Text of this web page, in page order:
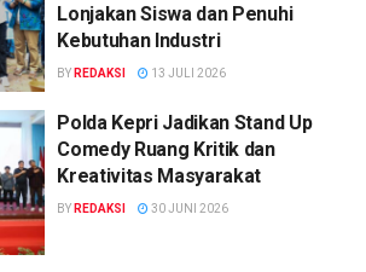
Lonjakan Siswa dan Penuhi
Kebutuhan Industri
BY REDAKSI 13 JULI 2026
Polda Kepri Jadikan Stand Up
Comedy Ruang Kritik dan
Kreativitas Masyarakat
BY REDAKSI 30 JUNI 2026